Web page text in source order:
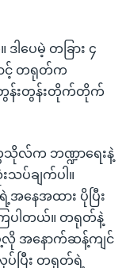
ပေမဲ့ တခြား ၄
ာင့် တရုတ်က
တွန်းတွန်းတိုက်တိုက်
သိုလ်က ဘဏ္ဍာရေးနဲ့
းသပ်ချက်ပါ။
အနေအထား ပိုပြီး
ြပါတယ်။ တရုတ်နဲ့
လို အနောက်ဆန့်ကျင်
ပ်ပြီး တရုတ်ရဲ့